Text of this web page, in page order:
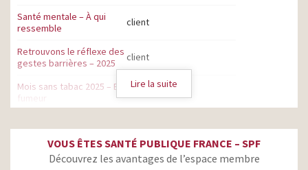
Santé mentale – À qui
ressemble
client
Retrouvons le réflexe des
gestes barrières – 2025
client
Mois sans tabac 2025 – Ex-
fumeur
Encore plus juste, encore
plus utile
client
Lire la suite
VOUS ÊTES SANTÉ PUBLIQUE FRANCE – SPF
Découvrez les avantages de l’espace membre